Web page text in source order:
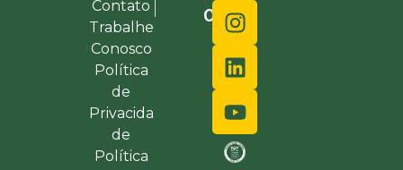
Contato
Trabalhe
Conosco
Política
de
Privacida
de
Política
0000